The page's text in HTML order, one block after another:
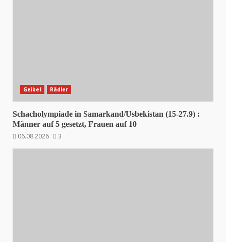
Geibel Rädler
Schacholympiade in Samarkand/Usbekistan (15-27.9) :
Männer auf 5 gesetzt, Frauen auf 10
06.08.2026
3